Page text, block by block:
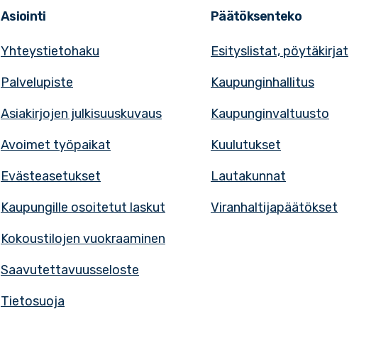
Asiointi
Yhteystietohaku
Palvelupiste
Asiakirjojen julkisuuskuvaus
Avoimet työpaikat
Evästeasetukset
Kaupungille osoitetut laskut
Kokoustilojen vuokraaminen
Saavutettavuusseloste
Tietosuoja
Päätöksenteko
Esityslistat, pöytäkirjat
Kaupunginhallitus
Kaupunginvaltuusto
Kuulutukset
Lautakunnat
Viranhaltijapäätökset